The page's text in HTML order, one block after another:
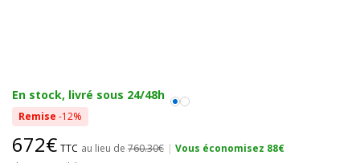
En stock, livré sous 24/48h
Remise -12%
672€ TTC au lieu de 760.30€ | Vous économisez 88€